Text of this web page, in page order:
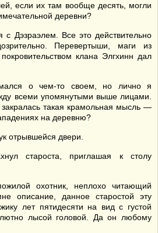
если их там вообще десять, могли
деревни?
с Дэзраэлем. Все это действительно
Перевертыши, маги из
клана Элгхинн дал
о чем-то своем, но лично я
всеми упомянутыми выше лицами.
такая крамольная мысль —
на деревню?
отрывшейся двери.
староста, приглашая к столу
охотник, неплохо читающий
описание, данное старостой эту
лет пятидесяти на вид с густой
лысой головой. Да он любому